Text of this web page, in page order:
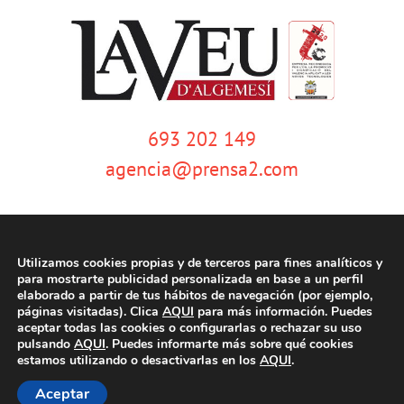
693 202 149
agencia@prensa2.com
© Copyright 2020 | La Veu d'Algemesí | Tots els drets reservats |Aviso
legal |Política de privacidad|Política de cookies | Dissenyat per
tecniwebs
Utilizamos cookies propias y de terceros para fines analíticos y
para mostrarte publicidad personalizada en base a un perfil
elaborado a partir de tus hábitos de navegación (por ejemplo,
páginas visitadas). Clica AQUI para más información. Puedes
aceptar todas las cookies o configurarlas o rechazar su uso
pulsando AQUI. Puedes informarte más sobre qué cookies
estamos utilizando o desactivarlas en los AQUI.
Aceptar